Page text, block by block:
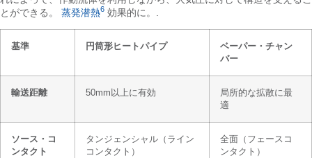
とができる。 蒸発潜熱6 効果的に。.
基準 円筒形ヒートパイプ
ベーパー・チャン
バー
輸送距離 50mm以上に有効
局所的な拡散に最
適
ソース・コ
ンタクト
タンジェンシャル（ライン
コンタクト）
全面（フェースコ
ンタクト）